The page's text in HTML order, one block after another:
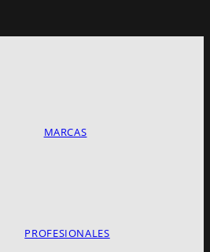
MARCAS
PROFESIONALES